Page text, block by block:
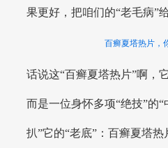
果更好，把咱们的“老毛病”
百癣夏塔热片，
话说这“百癣夏塔热片”啊，
而是一位身怀多项“绝技”的
扒”它的“老底”：百癣夏塔热